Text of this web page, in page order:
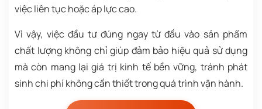
việc liên tục hoặc áp lực cao.
Vì vậy, việc đầu tư đúng ngay từ đầu vào sản phẩm
chất lượng không chỉ giúp đảm bảo hiệu quả sử dụng
mà còn mang lại giá trị kinh tế bền vững, tránh phát
sinh chi phí không cần thiết trong quá trình vận hành.